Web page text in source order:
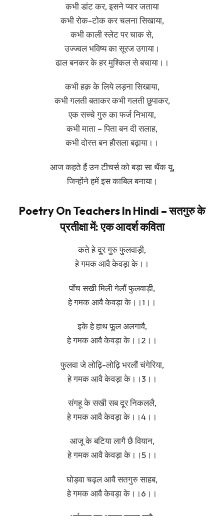
कभी डांट कर, इसने प्यार जताया
कभी रोक-टोक कर चलना सिखाया,
कभी काली स्लेट पर चाक से,
उज्ज्वल भविष्य का सूरज उगाया।
ढाल बनकर के हर मुश्किल से बचाया।।
कभी हक़ के लिये लड़ना सिखाया,
कभी गलती बताकर कभी गलती छुपाकर,
एक सच्चे गुरु का फर्ज निभाया,
कभी माता – पिता बन दी सलाह,
कभी दोस्त बन हौसला बढ़ाया।।
आज कहते हैं उन टीचर्स को बड़ा सा थैंक यू,
जिन्होंने हमें इस काबिल बनाया।
Poetry On Teachers In Hindi – सतगुरु के
प्रतीक्षा में: एक आदर्श कविता
कते हे दूर गुरु फुलवाड़ी,
हे गमक आवै केवड़ा के।।
पाँच सखी मिली गेलौं फुलवाड़ी,
हे गमक आवै केवड़ा के।।1।।
इके हे हाथ फूल अलगावै,
हे गमक आवै केवड़ा के।।2।।
फुलवा जे लोढ़ि-लोढ़ि भरलौं चंगेरिया,
हे गमक आवै केवड़ा के।।3।।
संगहू के सखी सब दूर निकललै,
हे गमक आवै केवड़ा के।।4।।
आजू के बटिया लागै छै वियान,
हे गमक आवै केवड़ा के।।5।।
घोड़वा चढ़ल आवै सतगुरु साहब,
हे गमक आवै केवड़ा के।।6।।